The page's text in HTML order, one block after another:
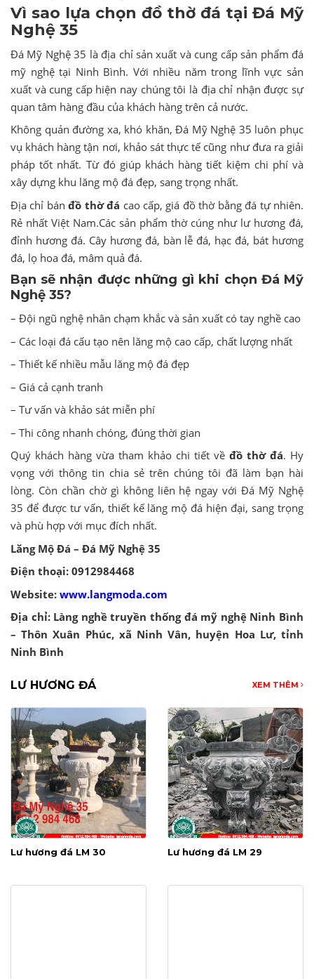
Vì sao lựa chọn đồ thờ đá tại Đá Mỹ
Nghệ 35
Đá Mỹ Nghệ 35 là địa chỉ sản xuất và cung cấp sản phẩm đá
mỹ nghệ tại Ninh Bình. Với nhiều năm trong lĩnh vực sản
xuất và cung cấp hiện nay chúng tôi là địa chỉ nhận được sự
quan tâm hàng đầu của khách hàng trên cả nước.
Không quản đường xa, khó khăn, Đá Mỹ Nghệ 35 luôn phục
vụ khách hàng tận nơi, khảo sát thực tế cũng như đưa ra giải
pháp tốt nhất. Từ đó giúp khách hàng tiết kiệm chi phí và
xây dựng khu lăng mộ đá đẹp, sang trọng nhất.
Địa chỉ bánđồ thờ đá cao cấp, giá đồ thờ bằng đá tự nhiên.
Rẻ nhất Việt Nam.Các sản phẩm thờ cúng như lư hương đá,
đỉnh hương đá. Cây hương đá, bàn lễ đá, hạc đá, bát hương
đá, lọ hoa đá, mâm quả đá.
Bạn sẽ nhận được những gì khi chọn Đá Mỹ
Nghệ 35?
– Đội ngũ nghệ nhân chạm khắc và sản xuất có tay nghề cao
– Các loại đá cấu tạo nên lăng mộ cao cấp, chất lượng nhất
– Thiết kế nhiều mẫu lăng mộ đá đẹp
– Giá cả cạnh tranh
– Tư vấn và khảo sát miễn phí
– Thi công nhanh chóng, đúng thời gian
Quý khách hàng vừa tham khảo chi tiết về đồ thờ đá. Hy
vọng với thông tin chia sẻ trên chúng tôi đã làm bạn hài
lòng. Còn chần chờ gì không liên hệ ngay với Đá Mỹ Nghệ
35 để được tư vấn, thiết kế lăng mộ đá hiện đại, sang trọng
và phù hợp với mục đích nhất.
Lăng Mộ Đá – Đá Mỹ Nghệ 35
Điện thoại: 0912984468
Website: www.langmoda.com
Địa chỉ: Làng nghề truyền thống đá mỹ nghệ Ninh Bình
– Thôn Xuân Phúc, xã Ninh Vân, huyện Hoa Lư, tỉnh
Ninh Bình
LƯ HƯƠNG ĐÁ XEM THÊM
Lư hương đá LM 30 Lư hương đá LM 29